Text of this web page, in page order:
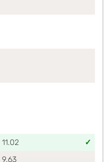
11.02
9.63